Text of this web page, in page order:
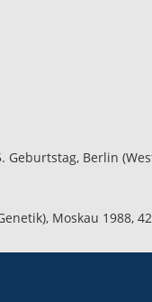
Berlin
Moskau 1988,